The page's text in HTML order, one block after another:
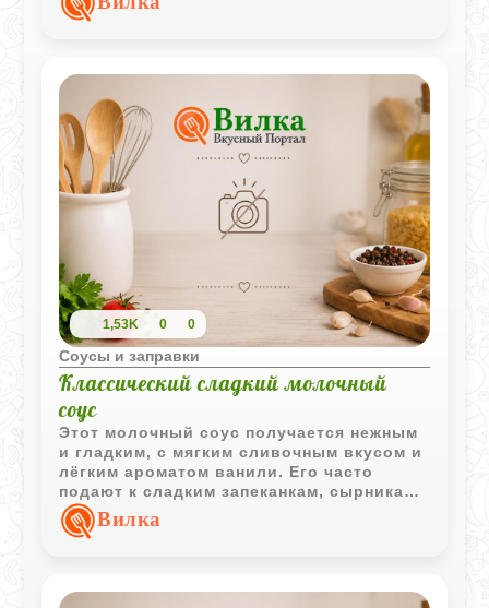
1,53K 0 0
Соусы и заправки
Классический сладкий молочный
соус
Этот молочный соус получается нежным
и гладким, с мягким сливочным вкусом и
лёгким ароматом ванили. Его часто
подают к сладким запеканкам, сырникам
и пудингам.
Вилка